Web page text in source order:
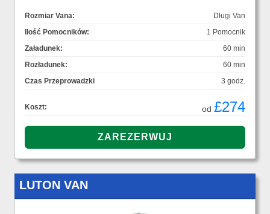
Rozmiar Vana:
Długi Van
Ilość Pomocników:
1 Pomocnik
Załadunek:
60 min
Rozładunek:
60 min
Czas Przeprowadzki
3 godz.
Koszt: od £274
LUTON VAN